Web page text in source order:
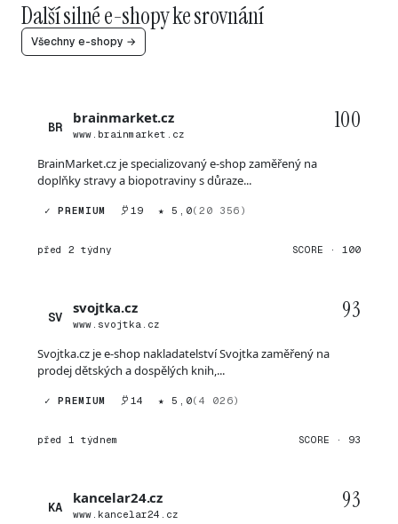
Další silné e-shopy ke srovnání
Všechny e-shopy →
BR
brainmarket.cz
www.brainmarket.cz
100
BrainMarket.cz je specializovaný e-shop zaměřený na
doplňky stravy a biopotraviny s důraze...
✓ PREMIUM 19 ★ 5,0(20 356)
před 2 týdny SCORE · 100
SV
svojtka.cz
www.svojtka.cz
93
Svojtka.cz je e-shop nakladatelství Svojtka zaměřený na
prodej dětských a dospělých knih,...
✓ PREMIUM 14 ★ 5,0(4 026)
před 1 týdnem SCORE · 93
KA
kancelar24.cz
www.kancelar24.cz
93